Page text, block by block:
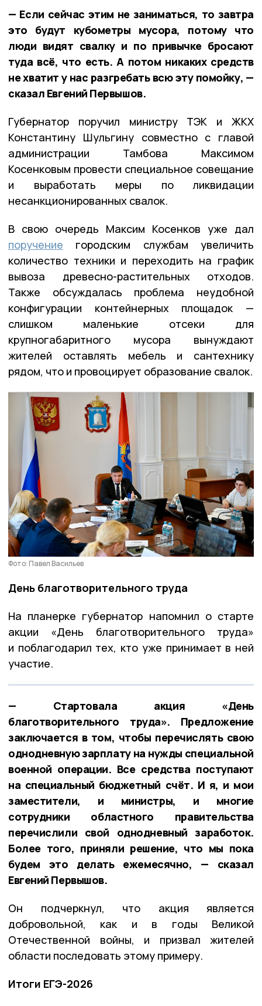
— Если сейчас этим не заниматься, то завтра
это будут кубометры мусора, потому что
люди видят свалку и по привычке бросают
туда всё, что есть. А потом никаких средств
не хватит у нас разгребать всю эту помойку, —
сказал Евгений Первышов.
Губернатор поручил министру ТЭК и ЖКХ
Константину Шульгину совместно с главой
администрации Тамбова Максимом
Косенковым провести специальное совещание
и выработать меры по ликвидации
несанкционированных свалок.
В свою очередь Максим Косенков уже дал
поручение городским службам увеличить
количество техники и переходить на график
вывоза древесно-растительных отходов.
Также обсуждалась проблема неудобной
конфигурации контейнерных площадок —
слишком маленькие отсеки для
крупногабаритного мусора вынуждают
жителей оставлять мебель и сантехнику
рядом, что и провоцирует образование свалок.
Фото: Павел Васильев
День благотворительного труда
На планерке губернатор напомнил о старте
акции «День благотворительного труда»
и поблагодарил тех, кто уже принимает в ней
участие.
— Стартовала акция «День
благотворительного труда». Предложение
заключается в том, чтобы перечислять свою
однодневную зарплату на нужды специальной
военной операции. Все средства поступают
на специальный бюджетный счёт. И я, и мои
заместители, и министры, и многие
сотрудники областного правительства
перечислили свой однодневный заработок.
Более того, приняли решение, что мы пока
будем это делать ежемесячно, — сказал
Евгений Первышов.
Он подчеркнул, что акция является
добровольной, как и в годы Великой
Отечественной войны, и призвал жителей
области последовать этому примеру.
Итоги ЕГЭ-2026